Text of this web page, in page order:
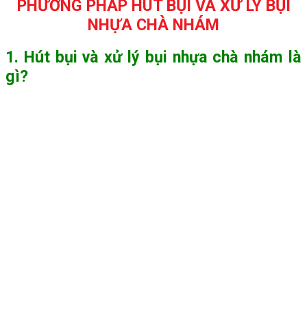
PHƯƠNG PHÁP HÚT BỤI VÀ XỬ LÝ BỤI
NHỰA CHÀ NHÁM
1. Hút bụi và xử lý bụi nhựa chà nhám là
gì?